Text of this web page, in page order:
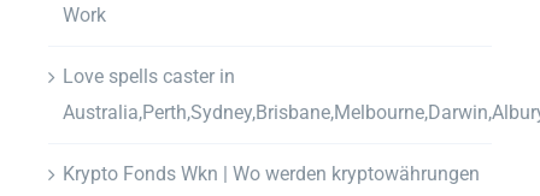
Work
Love spells caster in
Krypto Fonds Wkn | Wo werden kryptowährungen